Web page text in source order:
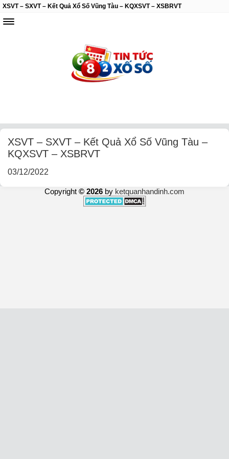
XSVT – SXVT – Kết Quả Xổ Số Vũng Tàu – KQXSVT – XSBRVT
XSVT – SXVT – Kết Quả Xổ Số Vũng Tàu –
KQXSVT – XSBRVT
03/12/2022
Copyright © 2026 by ketquanhandinh.com